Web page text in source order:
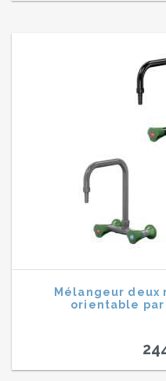
Mélangeur deux
orientable par